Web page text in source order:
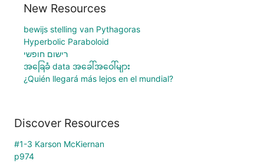
New Resources
bewijs stelling van Pythagoras
Hyperbolic Paraboloid
רישום חופשי
အခြေခံ data အခေါ်အဝေါ်များ
¿Quién llegará más lejos en el mundial?
Discover Resources
#1-3 Karson McKiernan
p974